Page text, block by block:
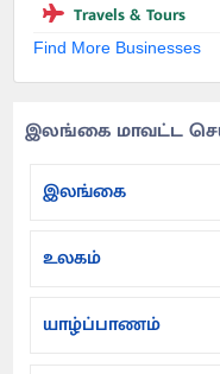
Travels & Tours
Find More Businesses
இலங்கை மாவட்ட
இலங்கை
உலகம்
யாழ்ப்பாணம்